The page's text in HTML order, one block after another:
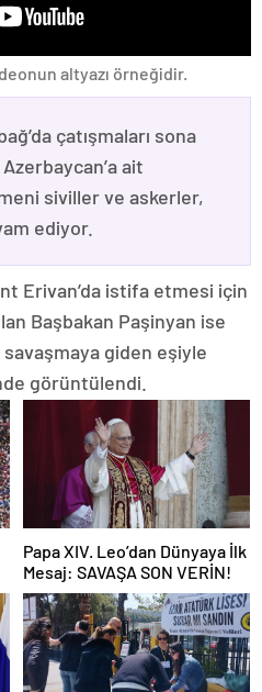
altyazı örneğidir.
çatışmaları sona
ait
siviller ve askerler,
ediyor.
Erivan’da istifa etmesi için
Başbakan Paşinyan ise
giden eşiyle
görüntülendi.
Papa XIV. Leo’dan Dünyaya İlk
Mesaj: SAVAŞA SON VERİN!